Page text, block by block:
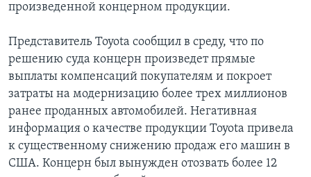
произведенной концерном продукции.
Представитель Toyota сообщил в среду, что по
решению суда концерн произведет прямые
выплаты компенсаций покупателям и покроет
затраты на модернизацию более трех миллионов
ранее проданных автомобилей. Негативная
информация о качестве продукции Toyota привела
к существенному снижению продаж его машин в
США. Концерн был вынужден отозвать более 12